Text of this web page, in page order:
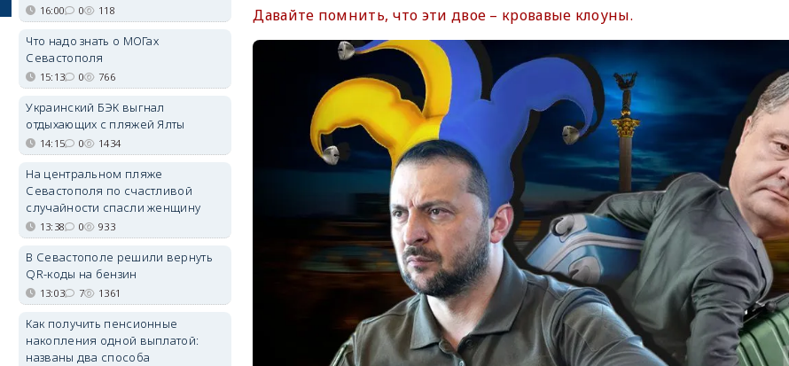
Давайте помнить, что эти двое – кровавые клоуны.
16:00 0 118
Что надо знать о МОГах
Севастополя
15:13 0 766
Украинский БЭК выгнал
отдыхающих с пляжей Ялты
14:15 0 1434
На центральном пляже
Севастополя по счастливой
случайности спасли женщину
13:38 0 933
В Севастополе решили вернуть
QR-коды на бензин
13:03 7 1361
Как получить пенсионные
накопления одной выплатой:
названы два способа